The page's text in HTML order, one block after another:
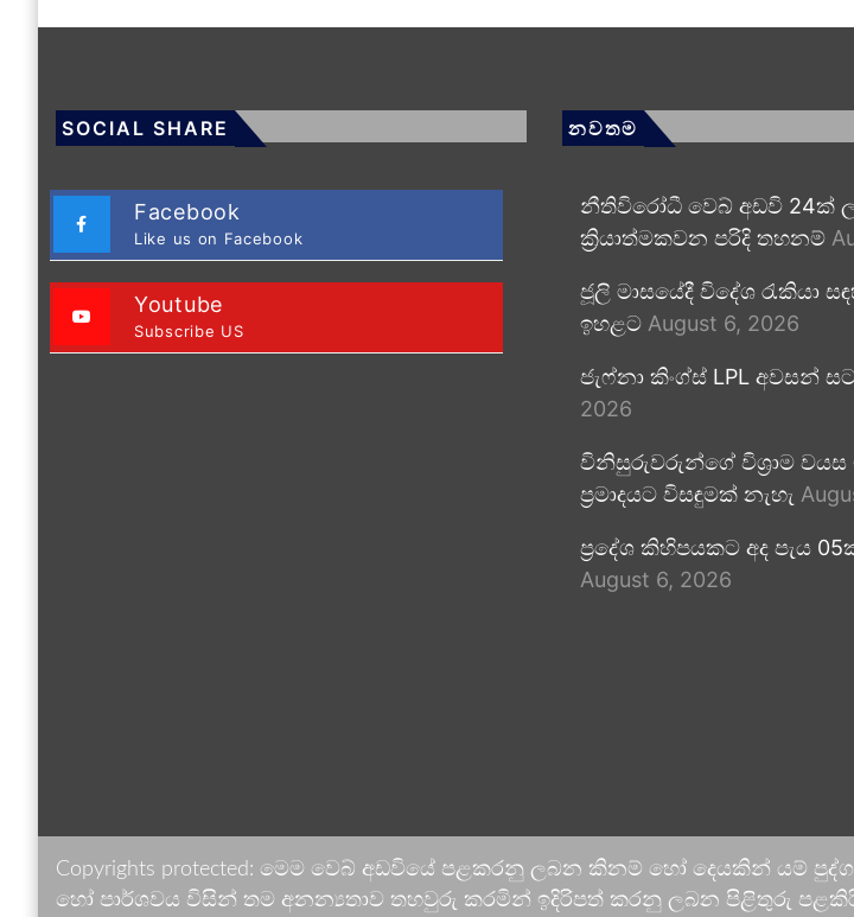
SOCIAL SHARE
Facebook
Like us on Facebook
Youtube
Subscribe US
නවතම
නීතිවිරෝධී වෙබ් අඩවි 24ක්
ක්‍රියාත්මකවන පරිදි තහනම්
ජූලි මාසයේදී විදේශ රැකියා
ඉහළට August 6, 2026
ජැෆ්නා කිංග්ස් LPL අවසන්
2026
විනිසුරුවරුන්ගේ විශ්‍රාම වයස
ප්‍රමාදයට විසඳුමක් නැහැ
ප්‍රදේශ කිහිපයකට අද පැය
August 6, 2026
Copyrights protected: මෙම වෙබ් අඩවියේ පළකරනු ලබන කිනම් හෝ දෙයකින් යම්
හෝ පාර්ශවය විසින් තම අනන්‍යතාව තහවුරු කරමින් ඉදිරිපත් කරනු ලබන පිළිතුරු